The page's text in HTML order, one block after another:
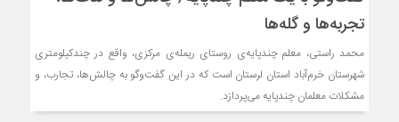
تجربه‌ها و گله‌ها
محمد راستی، معلم چندپایه‌ی روستای ریمله‌ی مرکزی، واقع در چندکیلومتری
شهرستان خرم‌آباد استان لرستان است که در این گفت‌وگو به چالش‌ها، تجارب، و
مشکلات معلمان چندپایه می‌پردازد.